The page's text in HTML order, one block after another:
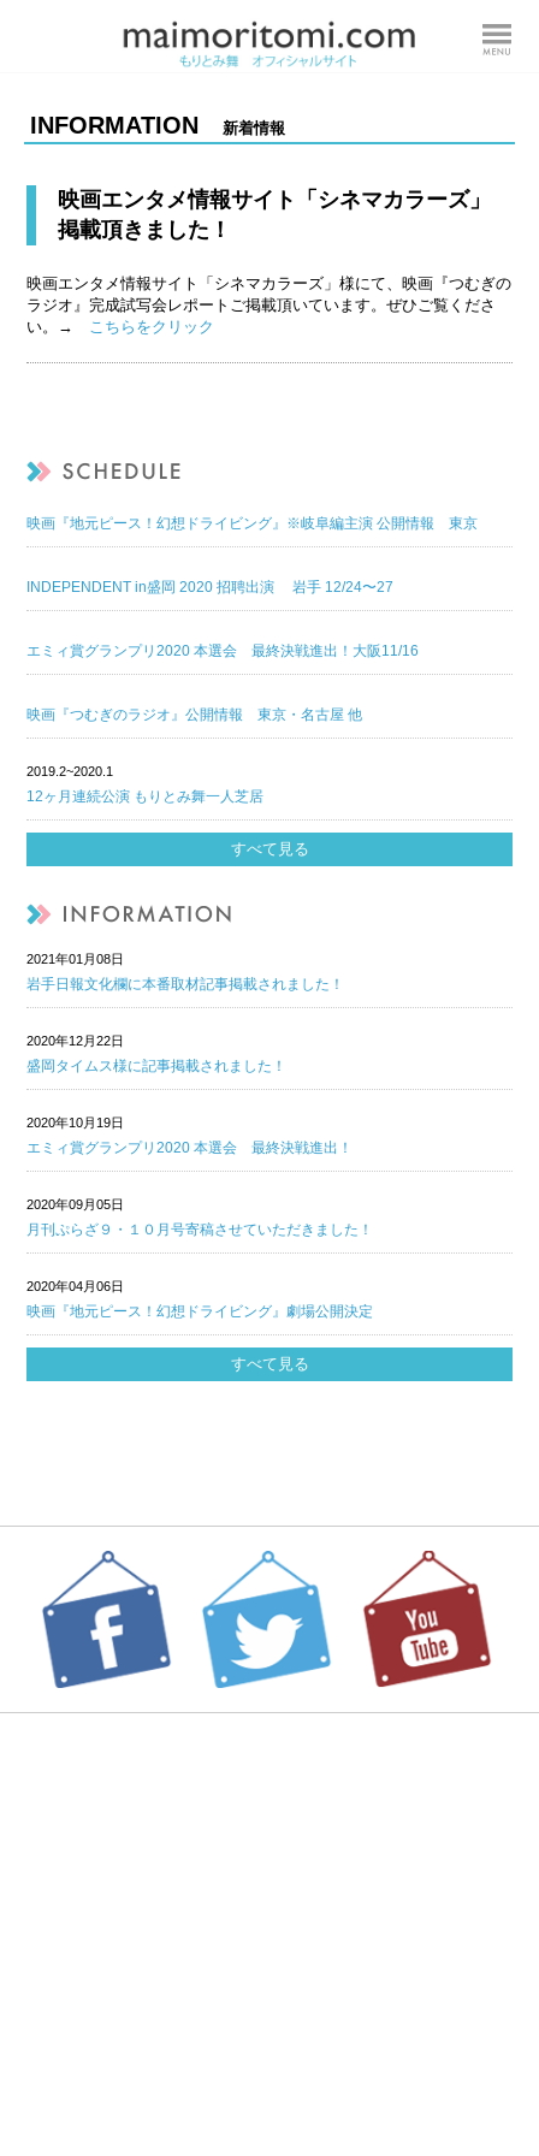
INFORMATION 新着情報
映画エンタメ情報サイト「シネマカラーズ」
掲載頂きました！
映画エンタメ情報サイト「シネマカラーズ」様にて、映画『つむぎの
ラジオ』完成試写会レポートご掲載頂いています。ぜひご覧くださ
い。→ こちらをクリック
映画『地元ピース！幻想ドライビング』※岐阜編主演 公開情報 東京
INDEPENDENT in盛岡 2020 招聘出演 岩手 12/24〜27
エミィ賞グランプリ2020 本選会 最終決戦進出！大阪11/16
映画『つむぎのラジオ』公開情報 東京・名古屋 他
2019.2~2020.1
12ヶ月連続公演 もりとみ舞一人芝居
すべて見る
2021年01月08日
岩手日報文化欄に本番取材記事掲載されました！
2020年12月22日
盛岡タイムス様に記事掲載されました！
2020年10月19日
エミィ賞グランプリ2020 本選会 最終決戦進出！
2020年09月05日
月刊ぷらざ９・１０月号寄稿させていただきました！
2020年04月06日
映画『地元ピース！幻想ドライビング』劇場公開決定
すべて見る